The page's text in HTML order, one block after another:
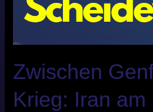
Zwischen
Krieg: Iran am